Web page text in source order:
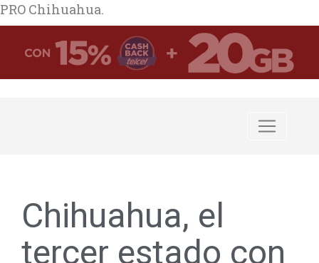
PRO Chihuahua.
Chihuahua, el
tercer estado con